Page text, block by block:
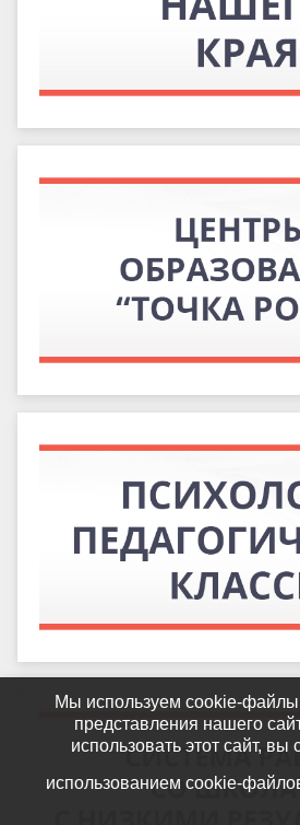
Мы используем cookie-
представления нашего
использовать этот сайт, вы
использованием cookie-